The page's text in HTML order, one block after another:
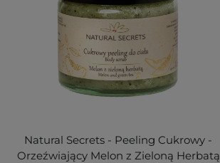
Natural Secrets - Peeling Cukrowy -
Orzeźwiający Melon z Zieloną Herbatą